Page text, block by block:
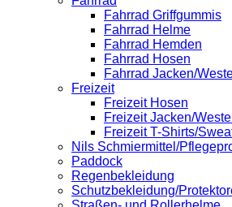
Fahrrad Griffgummis
Fahrrad Helme
Fahrrad Hemden
Fahrrad Hosen
Fahrrad Jacken/
Freizeit
Freizeit Hosen
Freizeit Jacken/
Freizeit T-Shirts/
Nils Schmiermittel/
Paddock
Regenbekleidung
Schutzbekleidung/